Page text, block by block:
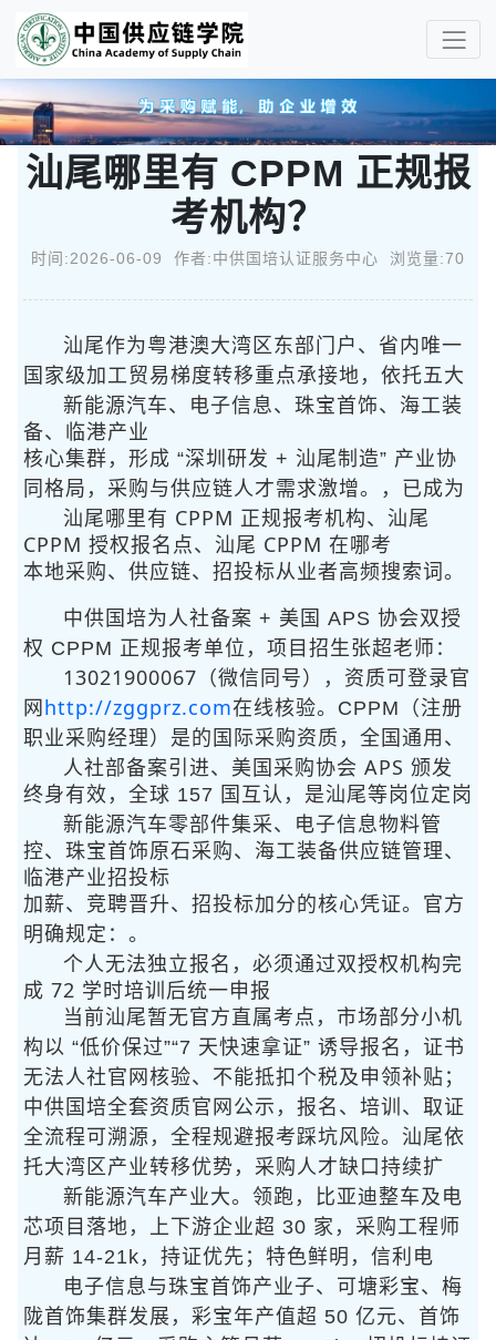
汕尾哪里有 CPPM 正规报
考机构？
时间:2026-06-09 作者:中供国培认证服务中心 浏览量:70
汕尾作为粤港澳大湾区东部门户、省内唯一
国家级加工贸易梯度转移重点承接地，依托
新能源汽车、电子信息、珠宝首饰、海工装
备、临港产业
五大
核心集群，形成 “深圳研发 + 汕尾制造” 产业协
同格局，采购与供应链人才需求激增。
汕尾哪里有 CPPM 正规报考机构、汕尾
CPPM 授权报名点、汕尾 CPPM 在哪考
，已成为
本地采购、供应链、招投标从业者高频搜索词。
中供国培为人社备案 + 美国 APS 协会双授
权 CPPM 正规报考单位，项目招生张超老师：
13021900067（微信同号）
，资质可登录官
网 http://zggprz.com在线核验。CPPM（注册
职业采购经理）是
人社部备案引进、美国采购协会 APS 颁发
的国际采购资质，全国通用、
终身有效，全球 157 国互认，是汕尾
新能源汽车零部件集采、电子信息物料管
控、珠宝首饰原石采购、海工装备供应链管理、
临港产业招投标
等岗位定岗
加薪、竞聘晋升、招投标加分的核心凭证。官方
明确规定：
个人无法独立报名，必须通过双授权机构完
成 72 学时培训后统一申报
。
当前汕尾暂无官方直属考点，市场部分小机
构以 “低价保过”“7 天快速拿证” 诱导报名，证书
无法人社官网核验、不能抵扣个税及申领补贴；
中供国培全套资质官网公示，报名、培训、取证
全流程可溯源，全程规避报考踩坑风险。汕尾依
托大湾区产业转移优势，采购人才缺口持续扩
大。
新能源汽车产业
领跑，比亚迪整车及电
芯项目落地，上下游企业超 30 家，采购工程师
月薪 14-21k，持证优先；
电子信息与珠宝首饰产业
特色鲜明，信利电
子、可塘彩宝、梅
陇首饰集群发展，彩宝年产值超 50 亿元、首饰